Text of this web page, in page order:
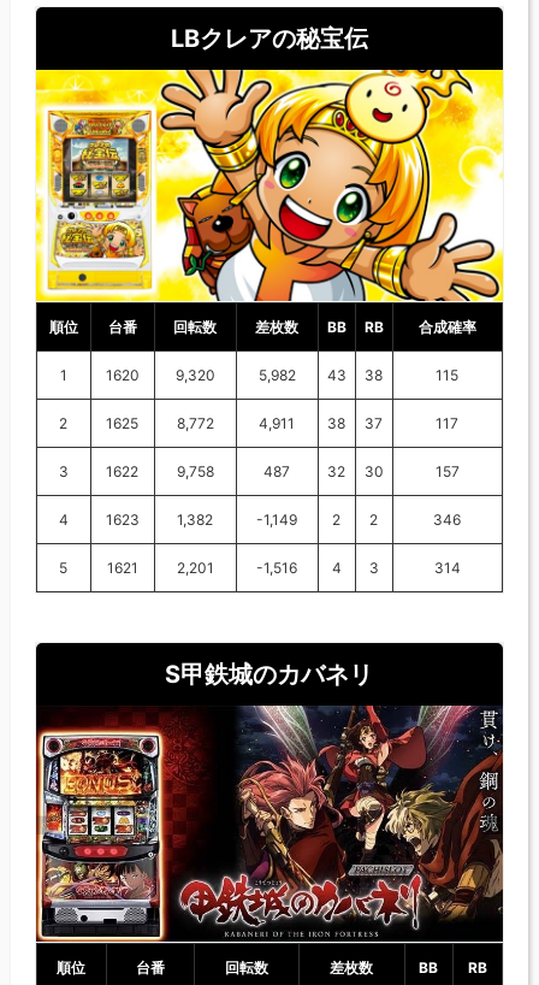
LBクレアの秘宝伝
順位 台番 回転数 差枚数 BB RB 合成確率
1 1620 9,320 5,982 43 38 115
2 1625 8,772 4,911 38 37 117
3 1622 9,758 487 32 30 157
4 1623 1,382 -1,149 2 2 346
5 1621 2,201 -1,516 4 3 314
S甲鉄城のカバネリ
順位 台番 回転数 差枚数 BB RB